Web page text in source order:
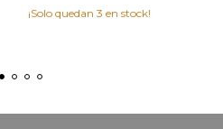
¡Solo quedan 3 en stock!